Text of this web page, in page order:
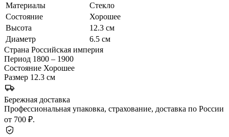
Материалы
Стекло
Состояние
Хорошее
Высота
12.3 см
Диаметр
6.5 см
Страна Российская империя
Период 1800 – 1900
Состояние Хорошее
Размер 12.3 см
Бережная доставка
Профессиональная упаковка, страхование, доставка по России
от 700 ₽.